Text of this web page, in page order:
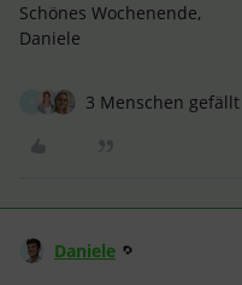
Schönes Wochenende,
Daniele
3 Menschen
Daniele